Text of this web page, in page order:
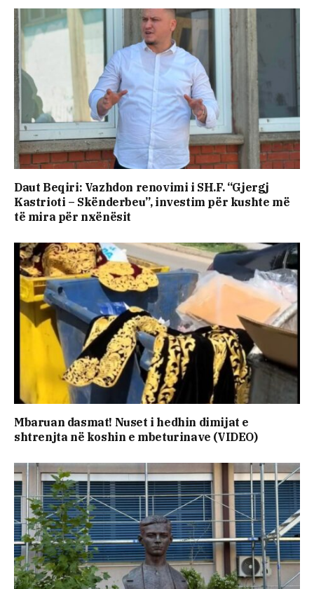
Daut Beqiri: Vazhdon renovimi i SH.F. “Gjergj
Kastrioti – Skënderbeu”, investim për kushte më
të mira për nxënësit
Mbaruan dasmat! Nuset i hedhin dimijat e
shtrenjta në koshin e mbeturinave (VIDEO)